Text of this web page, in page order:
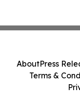
AboutPress
Terms &